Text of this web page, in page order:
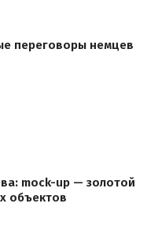
переговоры немцев
mock-up — золотой
объектов